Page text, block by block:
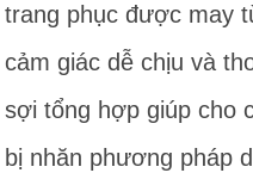
trang phục được may
cảm giác dễ chịu và
sợi tổng hợp giúp cho
bị nhăn phương pháp